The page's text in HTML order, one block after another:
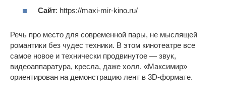
Сайт: https://maxi-mir-kino.ru/
Речь про место для современной пары, не мыслящей
романтики без чудес техники. В этом кинотеатре все
самое новое и технически продвинутое — звук,
видеоаппаратура, кресла, даже холл. «Максимир»
ориентирован на демонстрацию лент в 3D-формате.